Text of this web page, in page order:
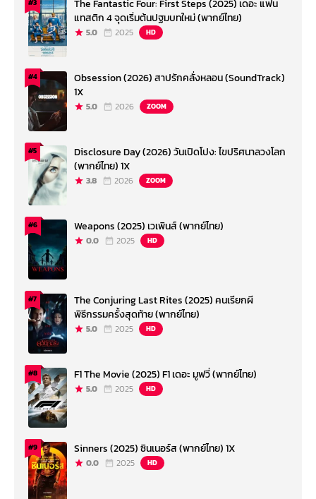
#3
The Fantastic Four: First Steps (2025) เดอะ แฟน
แทสติก 4 จุดเริ่มต้นปฐมบทใหม่ (พากย์ไทย)
5.0 2025 HD
#4
Obsession (2026) สาปรักคลั่งหลอน (SoundTrack)
1X
5.0 2026 ZOOM
#5
Disclosure Day (2026) วันเปิดโปง: ไขปริศนาลวงโลก
(พากย์ไทย) 1X
3.8 2026 ZOOM
#6 Weapons (2025) เวเพินส์ (พากย์ไทย)
0.0 2025 HD
#7
The Conjuring Last Rites (2025) คนเรียกผี
พิธีกรรมครั้งสุดท้าย (พากย์ไทย)
5.0 2025 HD
#8 F1 The Movie (2025) F1 เดอะ มูฟวี่ (พากย์ไทย)
5.0 2025 HD
#9 Sinners (2025) ซินเนอร์ส (พากย์ไทย) 1X
0.0 2025 HD